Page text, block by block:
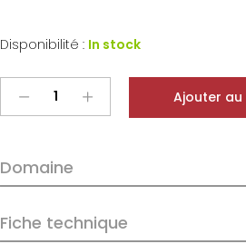
Disponibilité : In stock
Château
Faugères
Les
Amandiers
Rosé
Ajouter au
Domaine
Fiche technique